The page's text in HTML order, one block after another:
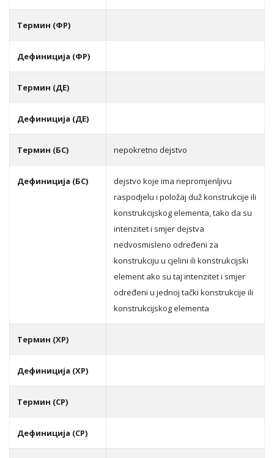
Термин (ФР)
Дефиниција (ФР)
Термин (ДЕ)
Дефиниција (ДЕ)
Термин (БС) nepokretno dejstvo
Дефиниција (БС)
dejstvo koje ima nepromjenlјivu
raspodjelu i položaj duž konstrukcije ili
konstrukcijskog elementa, tako da su
intenzitet i smjer dejstva
nedvosmisleno određeni za
konstrukciju u cjelini ili konstrukcijski
element ako su taj intenzitet i smjer
određeni u jednoj tački konstrukcije ili
konstrukcijskog elementa
Термин (ХР)
Дефиниција (ХР)
Термин (СР)
Дефиниција (СР)